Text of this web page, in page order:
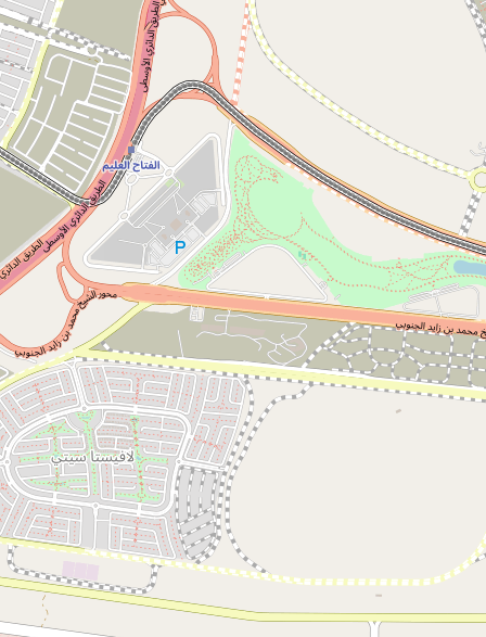
نص القانون رقم (3) لسنة 2018 بإنشاء وكالة الفضاء المصرية على أن تُنشأ
هيئة عامة اقتصادية تسمى "وكالة الفضاء المصرية"، تكون لها الشخصية
الاعتبارية، وتتبع رئيس الجمهورية، وتتمتع بالاستقلال الفنى والمالى
نصت المادة الثالثة من القانون على أن تُباشر الوكالة جميع الاختصاصات
اللازمة لتحقيق أهدافها، ولها على الأخص الآتى :
1 - وضع الاستراتيجية العامة للدولة فى مجال علوم وتكنولوجيا الفضاء
وامتلاك هذه التكنولوجيا.
2 - وضع برنامج الفضاء الوطنى، والتصديق عليه من المجلس الأعلى للوكالة
على المدى القريب أو المتوسط أو البعيد، ومتابعة تنفيذه.
3 - الموافقة على مصادر التمويل والاستثمارات اللازمة لتنفيذ برنامج الفضاء
الوطنى فى إطار الخطة العامة والموازنة العامة للدولة.
4 - الوقوف على الإمكانيات العلمية والتكنولوجية والبحثية والتصنيعية
والبشرية فى مجال علوم وتكنولوجيا الفضاء على مستوى الدولة
والاستفادة منها.
5 - وضع خارطة طريق مشروعات الفضاء ودعم تنفيذها، من خلال الأجهزة
المعنية بالدولة وبالتنسيق معها.
6 - دعم البحوث والدراسات والبرامج التعليمية فى مجال علوم وتكنولوجيا
الفضاء وتشجيع الاستفادة من نتائجها.
7 - تمويل الاستثمارات فى المؤسسات التى تعمل على تطوير صناعة
الفضاء ودعم الأبحاث وبراءات الاختراع فى هذا المجال، وتشجيع الاستثمار
فى مجال صناعة علوم وتكنولوجيا الفضاء وتحفيزه.
10 - تنظيم الجهود وتجميع الخبرات العاملة فى مجال علوم وتكنولوجيا
الفضاء وتكاملها.
11 - تطوير العلاقات الدولية الاستراتيجية فى مجال علوم وتكنولوجيا